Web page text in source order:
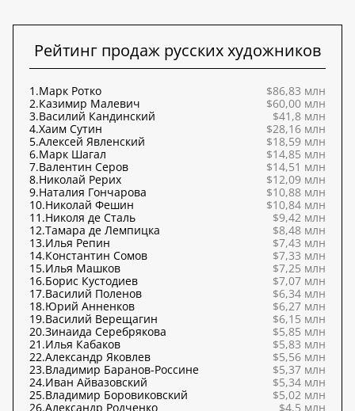
Рейтинг продаж русских художников
1.Марк Ротко
$86,83 млн
2.Казимир Малевич
$60,00 млн
3.Василий Кандинский
$41,8 млн
4.Хаим Сутин
$28,16 млн
5.Алексей Явленский
$18,59 млн
6.Марк Шагал
$14,85 млн
7.Валентин Серов
$14,51 млн
8.Николай Рерих
$12,09 млн
9.Наталия Гончарова
$10,88 млн
10.Николай Фешин
$10,84 млн
11.Николя де Сталь
$9,42 млн
12.Тамара де Лемпицка
$8,48 млн
13.Илья Репин
$7,43 млн
14.Константин Сомов
$7,33 млн
15.Илья Машков
$7,25 млн
16.Борис Кустодиев
$7,07 млн
17.Василий Поленов
$6,34 млн
18.Юрий Анненков
$6,27 млн
19.Василий Верещагин
$6,15 млн
20.Зинаида Серебрякова
$5,85 млн
21.Илья Кабаков
$5,83 млн
22.Александр Яковлев
$5,56 млн
23.Владимир Баранов-Россине
$5,37 млн
24.Иван Айвазовский
$5,34 млн
25.Владимир Боровиковский
$5,02 млн
26.Александр Родченко $4,5 млн